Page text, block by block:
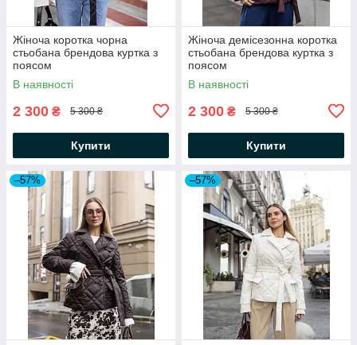
Жіноча коротка чорна
стьобана брендова куртка з
поясом
В наявності
2 300 ₴ 5 300 ₴
Купити
Жіноча демісезонна коротка
стьобана брендова куртка з
поясом
В наявності
2 300 ₴ 5 300 ₴
Купити
–57% –57%